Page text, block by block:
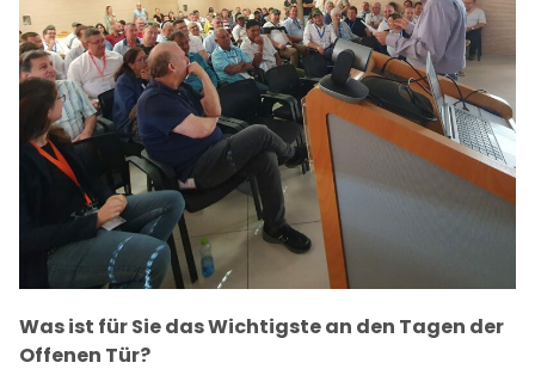
Was ist für Sie das Wichtigste an den Tagen der
Offenen Tür?